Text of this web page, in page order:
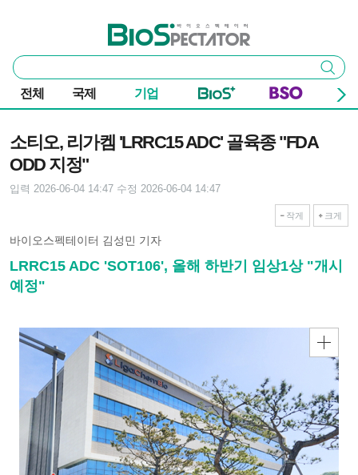
바이오스펙테이터
통
합
검
색
검색
전체 국제 기업
소티오, 리가켐 'LRRC15 ADC' 골육종 "FDA
ODD 지정"
입력 2026-06-04 14:47 수정 2026-06-04 14:47
작게 크게
바이오스펙테이터 김성민 기자
LRRC15 ADC 'SOT106', 올해 하반기 임상1상 "개시
예정"